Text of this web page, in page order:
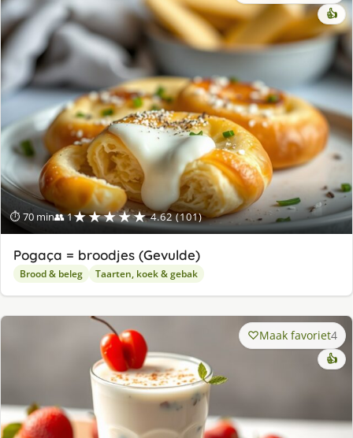
⏱ 70 min👥 1★★★★★ 4.62 (101)
👍
Pogaça = broodjes (Gevulde)
Brood & beleg Taarten, koek & gebak
Maak favoriet4
👍